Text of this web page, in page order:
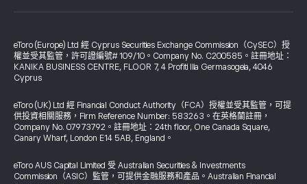
eToro (Europe) Ltd 經 Cyprus Securities Exchange Commission（CySEC）授
權並受其監管，許可證編號# 109/10。Company No. C200585。註冊地址：
KANIKA BUSINESS CENTRE, FLOOR 7, 4 Profiti Ilia Germasogeia, 4046
Cyprus
eToro (UK) Ltd 經 Financial Conduct Authority（FCA）授權並受其監管，可提
供投資相關服務，Firm Reference Number: 583263。在英格蘭註冊，
Company No. 07973792。註冊地址：24th floor, One Canada Square,
Canary Wharf, London E14 5AB, England。
eToro AUS Capital Limited 受 Australian Securities & Investments
Commission（ASIC）監管，可提供金融服務和產品。Australian Financial